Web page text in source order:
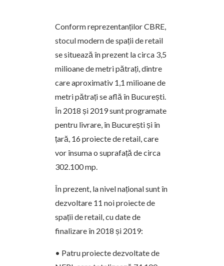
Conform reprezentanților CBRE,
stocul modern de spații de retail
se situează în prezent la circa 3,5
milioane de metri pătrați, dintre
care aproximativ 1,1 milioane de
metri pătrați se află în București.
În 2018 și 2019 sunt programate
pentru livrare, în București și în
țară, 16 proiecte de retail, care
vor însuma o suprafață de circa
302.100 mp.
În prezent, la nivel național sunt în
dezvoltare 11 noi proiecte de
spații de retail, cu date de
finalizare în 2018 și 2019:
• Patru proiecte dezvoltate de